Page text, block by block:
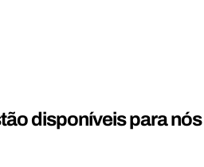
disponíveis para nós